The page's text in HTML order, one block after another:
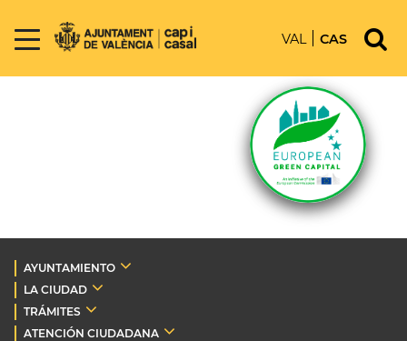
VAL CAS
AYUNTAMIENTO
LA CIUDAD
TRÁMITES
ATENCIÓN CIUDADANA